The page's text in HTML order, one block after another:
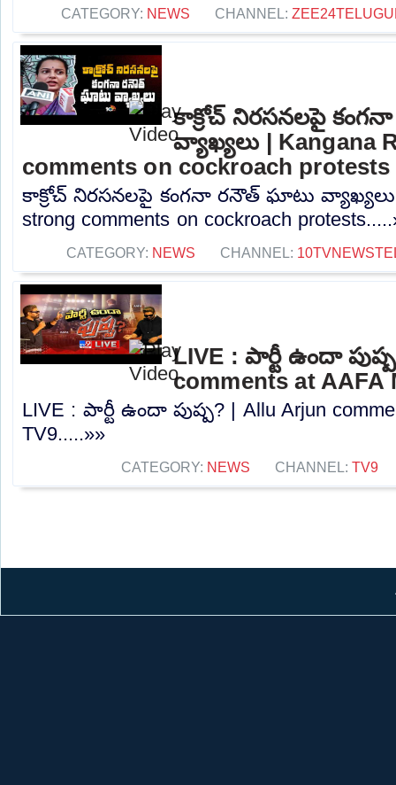
CATEGORY: NEWS CHANNEL:
కాక్రోచ్ నిరసనలపై
వ్యాఖ్యలు | Kangana
comments on cockroach protests
కాక్రోచ్ నిరసనలపై కంగనా రనౌత్ ఘాటు వ్యాఖ్యలు |
strong comments on cockroach
CATEGORY: NEWS CHANNEL:
LIVE : పార్టీ ఉందా
comments at AAFA
LIVE : పార్టీ ఉందా పుష్ప? | Allu Arjun
TV9.....»»
CATEGORY: NEWS CHANNEL: TV9